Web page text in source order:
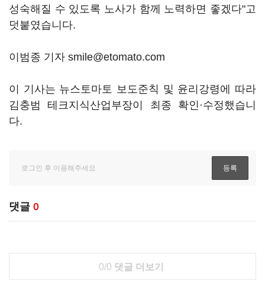
성숙해질 수 있도록 노사가 함께 노력하면 좋겠다"고
덧붙였습니다.
이범종 기자 smile@etomato.com
이 기사는 뉴스토마토 보도준칙 및 윤리강령에 따라
김충범 테크지식산업부장이 최종 확인·수정했습니
다.
댓글 0
0/0 댓글 더보기